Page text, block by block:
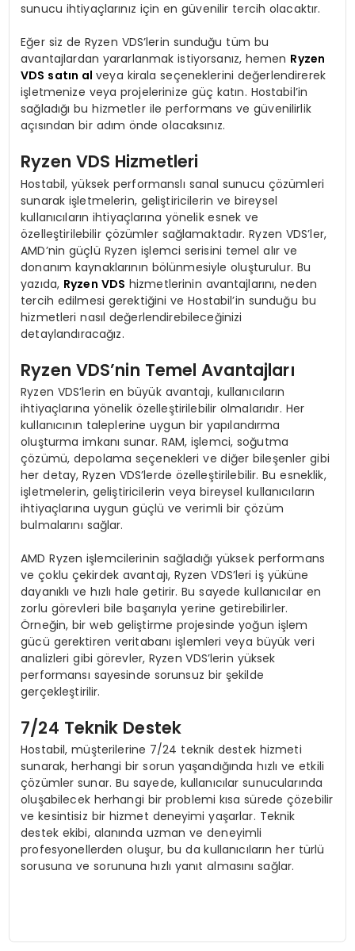
sunucu ihtiyaçlarınız için en güvenilir tercih olacaktır.
Eğer siz de Ryzen VDS’lerin sunduğu tüm bu
avantajlardan yararlanmak istiyorsanız, hemen Ryzen
VDS satın al veya kirala seçeneklerini değerlendirerek
işletmenize veya projelerinize güç katın. Hostabil’in
sağladığı bu hizmetler ile performans ve güvenilirlik
açısından bir adım önde olacaksınız.
Ryzen VDS Hizmetleri
Hostabil, yüksek performanslı sanal sunucu çözümleri
sunarak işletmelerin, geliştiricilerin ve bireysel
kullanıcıların ihtiyaçlarına yönelik esnek ve
özelleştirilebilir çözümler sağlamaktadır. Ryzen VDS’ler,
AMD’nin güçlü Ryzen işlemci serisini temel alır ve
donanım kaynaklarının bölünmesiyle oluşturulur. Bu
yazıda, Ryzen VDS hizmetlerinin avantajlarını, neden
tercih edilmesi gerektiğini ve Hostabil’in sunduğu bu
hizmetleri nasıl değerlendirebileceğinizi
detaylandıracağız.
Ryzen VDS’nin Temel Avantajları
Ryzen VDS’lerin en büyük avantajı, kullanıcıların
ihtiyaçlarına yönelik özelleştirilebilir olmalarıdır. Her
kullanıcının taleplerine uygun bir yapılandırma
oluşturma imkanı sunar. RAM, işlemci, soğutma
çözümü, depolama seçenekleri ve diğer bileşenler gibi
her detay, Ryzen VDS’lerde özelleştirilebilir. Bu esneklik,
işletmelerin, geliştiricilerin veya bireysel kullanıcıların
ihtiyaçlarına uygun güçlü ve verimli bir çözüm
bulmalarını sağlar.
AMD Ryzen işlemcilerinin sağladığı yüksek performans
ve çoklu çekirdek avantajı, Ryzen VDS’leri iş yüküne
dayanıklı ve hızlı hale getirir. Bu sayede kullanıcılar en
zorlu görevleri bile başarıyla yerine getirebilirler.
Örneğin, bir web geliştirme projesinde yoğun işlem
gücü gerektiren veritabanı işlemleri veya büyük veri
analizleri gibi görevler, Ryzen VDS’lerin yüksek
performansı sayesinde sorunsuz bir şekilde
gerçekleştirilir.
7/24 Teknik Destek
Hostabil, müşterilerine 7/24 teknik destek hizmeti
sunarak, herhangi bir sorun yaşandığında hızlı ve etkili
çözümler sunar. Bu sayede, kullanıcılar sunucularında
oluşabilecek herhangi bir problemi kısa sürede çözebilir
ve kesintisiz bir hizmet deneyimi yaşarlar. Teknik
destek ekibi, alanında uzman ve deneyimli
profesyonellerden oluşur, bu da kullanıcıların her türlü
sorusuna ve sorununa hızlı yanıt almasını sağlar.